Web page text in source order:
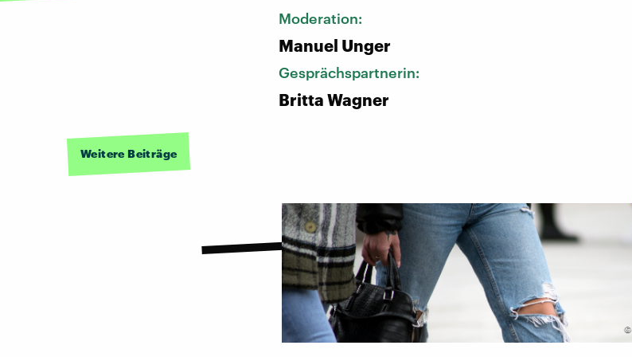
Moderation:
Manuel Unger
Gesprächspartnerin:
Britta Wagner
Weitere Beiträge
©